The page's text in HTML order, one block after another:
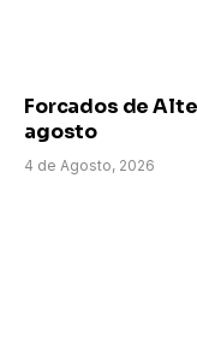
Forcados de
agosto
4 de Agosto, 2026